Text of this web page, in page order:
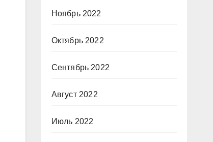
Ноябрь 2022
Октябрь 2022
Сентябрь 2022
Август 2022
Июль 2022